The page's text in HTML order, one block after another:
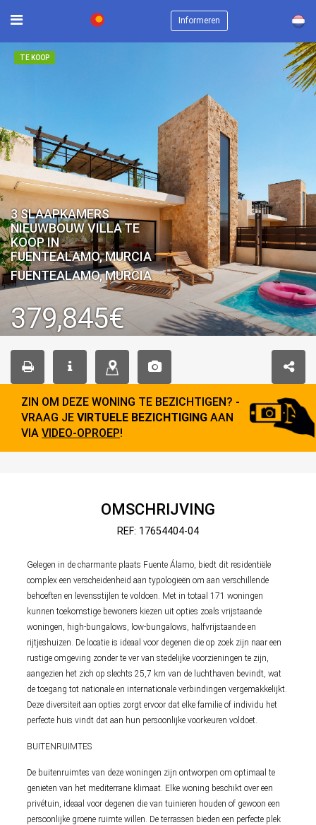
Informeren ×
TE KOOP
3 SLAAPKAMERS
NIEUWBOUW VILLA TE
KOOP IN
FUENTEALAMO, MURCIA
FUENTEALAMO, MURCIA
379,845€
ZIN OM DEZE WONING TE BEZICHTIGEN? -
VRAAG JE VIRTUELE BEZICHTIGING AAN
VIA VIDEO-OPROEP!
OMSCHRIJVING
REF: 17654404-04
Gelegen in de charmante plaats Fuente Álamo, biedt dit residentiële
complex een verscheidenheid aan typologieën om aan verschillende
behoeften en levensstijlen te voldoen. Met in totaal 171 woningen
kunnen toekomstige bewoners kiezen uit opties zoals vrijstaande
woningen, high-bungalows, low-bungalows, halfvrijstaande en
rijtjeshuizen. De locatie is ideaal voor degenen die op zoek zijn naar een
rustige omgeving zonder te ver van stedelijke voorzieningen te zijn,
aangezien het zich op slechts 25,7 km van de luchthaven bevindt, wat
de toegang tot nationale en internationale verbindingen vergemakkelijkt.
Deze diversiteit aan opties zorgt ervoor dat elke familie of individu het
perfecte huis vindt dat aan hun persoonlijke voorkeuren voldoet.
BUITENRUIMTES
De buitenruimtes van deze woningen zijn ontworpen om optimaal te
genieten van het mediterrane klimaat. Elke woning beschikt over een
privétuin, ideaal voor degenen die van tuinieren houden of gewoon een
persoonlijke groene ruimte willen. De terrassen bieden een perfecte plek